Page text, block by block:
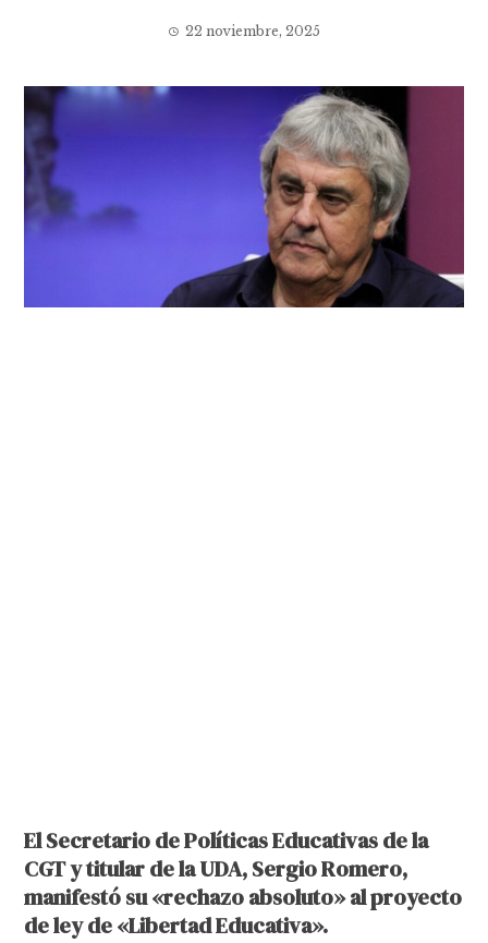
22 noviembre, 2025
El Secretario de Políticas Educativas de la
CGT y titular de la UDA, Sergio Romero,
manifestó su «rechazo absoluto» al proyecto
de ley de «Libertad Educativa».